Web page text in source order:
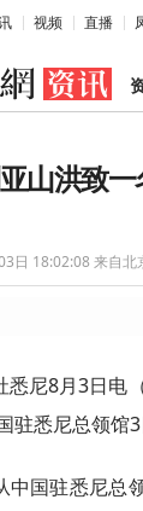
视频 直播
山洪致
日 18:02:08 来自北
悉尼8月3日电
驻悉尼总领馆
中国驻悉尼总